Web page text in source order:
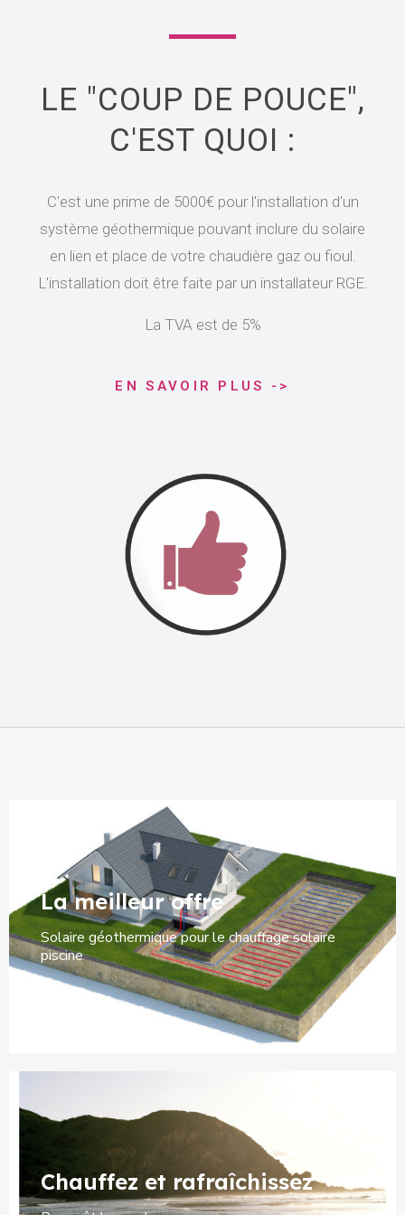
LE "COUP DE POUCE",
C'EST QUOI :
C'est une prime de 5000€ pour l'installation d'un
système géothermique pouvant inclure du solaire
en lien et place de votre chaudière gaz ou fioul.
L'installation doit être faite par un installateur RGE.
La TVA est de 5%
EN SAVOIR PLUS ->
La meilleur offre
Solaire géothermique pour le chauffage solaire
piscine
Chauffez et rafraîchissez ​